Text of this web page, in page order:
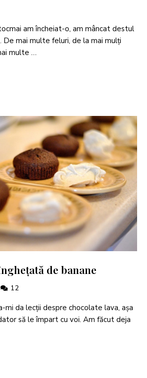
am încheiat-o, am mâncat destul
mai multe feluri, de la mai mulți
multe …
de banane
12
mi da lecții despre chocolate lava, așa
să le împart cu voi. Am făcut deja